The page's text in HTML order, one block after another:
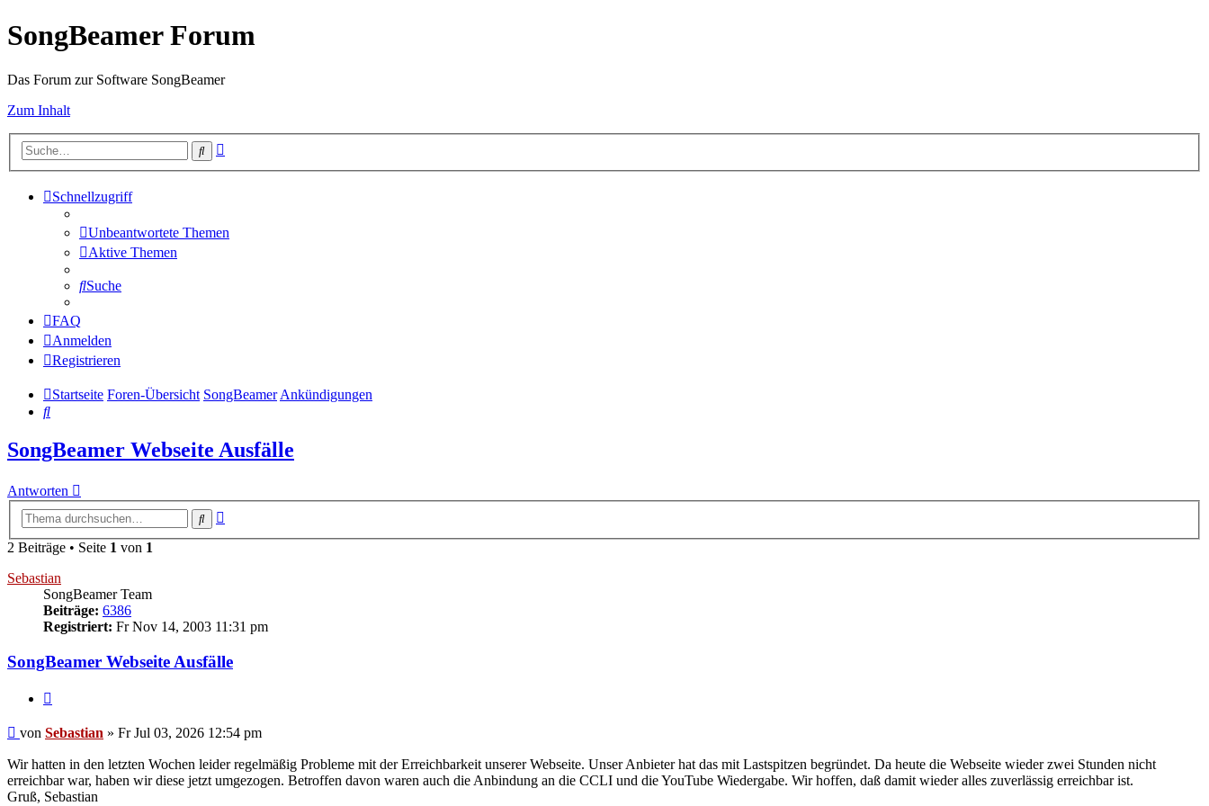
SongBeamer Forum
Das Forum zur Software SongBeamer
Zum Inhalt
Suche
Schnellzugriff
Unbeantwortete Themen
Aktive Themen
Suche
FAQ
Anmelden
Registrieren
Startseite Foren-Übersicht SongBeamerAnkündigungen
Suche
SongBeamer Webseite Ausfälle
Antworten
Suche
2 Beiträge • Seite 1 von 1
Sebastian
SongBeamer Team
Beiträge: 6386
Registriert: Fr Nov 14, 2003 11:31 pm
SongBeamer Webseite Ausfälle
Beitrag
von Sebastian » Fr Jul 03, 2026 12:54 pm
Wir hatten in den letzten Wochen leider regelmäßig Probleme mit der Erreichbarkeit unserer Webseite. Unser Anbieter hat das mit Lastspitzen begründet. Da heute die Webseite wieder zwei Stunden nicht
erreichbar war, haben wir diese jetzt umgezogen. Betroffen davon waren auch die Anbindung an die CCLI und die YouTube Wiedergabe. Wir hoffen, daß damit wieder alles zuverlässig erreichbar ist.
Gruß, Sebastian